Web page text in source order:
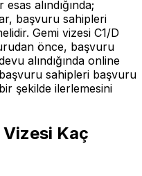
alındığında;
başvuru sahipleri
Gemi vizesi C1/D
önce, başvuru
alındığında online
sahipleri başvuru
şekilde ilerlemesini
Kaç